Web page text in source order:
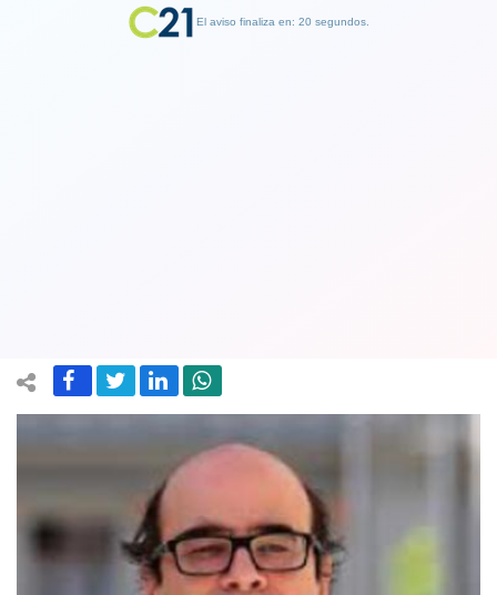
El aviso finaliza en: 19 segundos.